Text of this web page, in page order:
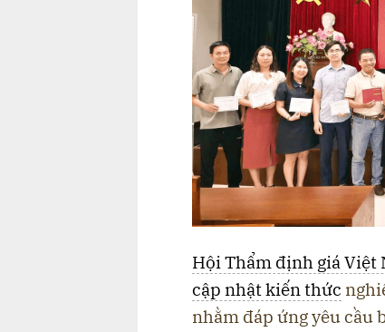
Hội Thẩm định giá Việt
cập nhật kiến thức
nhằm đáp ứng yêu cầu